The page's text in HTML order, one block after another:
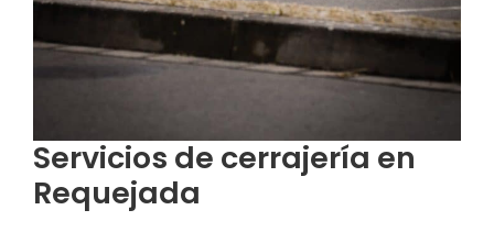
Servicios de cerrajería en
Requejada